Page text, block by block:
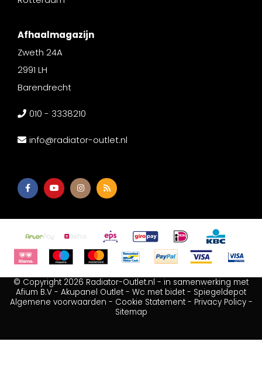
Afhaalmagazijn
Zweth 24A
2991 LH
Barendrecht
010 - 3338210
info@radiator-outlet.nl
© Copyright 2026 Radiator-Outlet.nl - in samenwerking met
Afium B.V - Akupanel Outlet - Wc met bidet - Spiegeldepot
Algemene voorwaarden - Cookie Statement- Privacy Policy-
Sitemap